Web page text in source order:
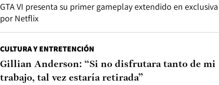
GTA VI presenta su primer gameplay extendido en exclusiva
por Netflix
CULTURA Y ENTRETENCIÓN
Gillian Anderson: “Si no disfrutara tanto de mi
trabajo, tal vez estaría retirada”